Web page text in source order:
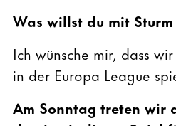
Was willst du mit
Ich wünsche mir, dass
in der Europa League
Am Sonntag treten wir